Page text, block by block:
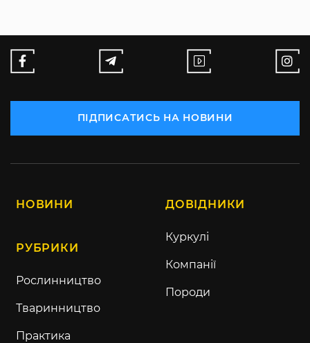
ПІДПИСАТИСЬ НА НОВИНИ
НОВИНИ
РУБРИКИ
Рослинництво
Тваринництво
Практика
ДОВІДНИКИ
Куркулі
Компанії
Породи